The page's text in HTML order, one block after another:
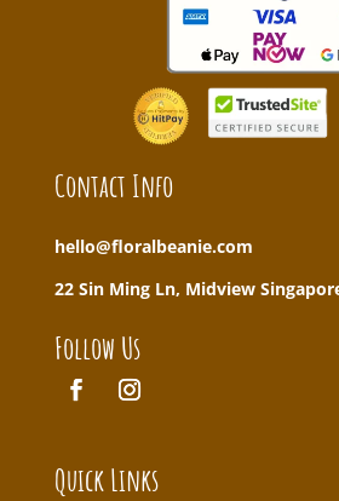
Contact Info
hello@floralbeanie.com
22 Sin Ming Ln, Midview
Follow Us
Quick Links